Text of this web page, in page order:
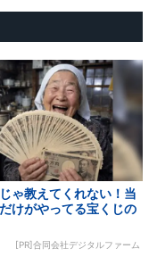
ゃ教えてくれない！当
けがやってる宝くじの
[PR]合同会社デジタルファーム